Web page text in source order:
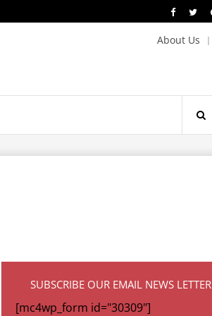
About Us
SUBSCRIBE OUR EMAIL NEWS LETTER
[mc4wp_form id="30309"]